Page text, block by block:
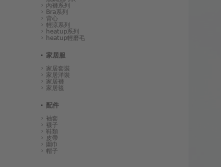
內褲系列
Bra系列
背心
輕涼系列
heatup系列
heatup輕磨毛
家居服
家居套裝
家居洋裝
家居褲
家居毯
配件
袖套
襪子
鞋類
皮帶
圍巾
帽子